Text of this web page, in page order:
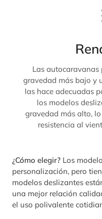
Las
gravedad más bajo y
las hace adecuadas
los modelos
gravedad más alto,
resistencia al
¿Cómo elegir? Los
personalización, pero
modelos deslizantes
una mejor relación
el uso polivalente